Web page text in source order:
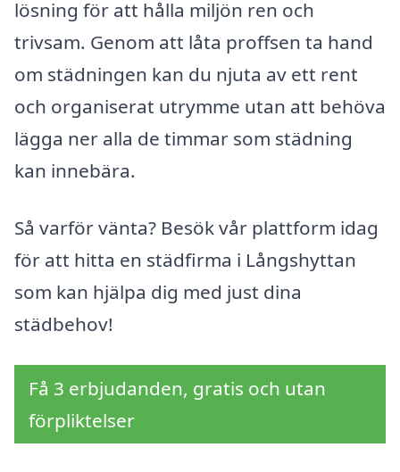
lösning för att hålla miljön ren och
trivsam. Genom att låta proffsen ta hand
om städningen kan du njuta av ett rent
och organiserat utrymme utan att behöva
lägga ner alla de timmar som städning
kan innebära.
Så varför vänta? Besök vår plattform idag
för att hitta en städfirma i Långshyttan
som kan hjälpa dig med just dina
städbehov!
Få 3 erbjudanden, gratis och utan
förpliktelser